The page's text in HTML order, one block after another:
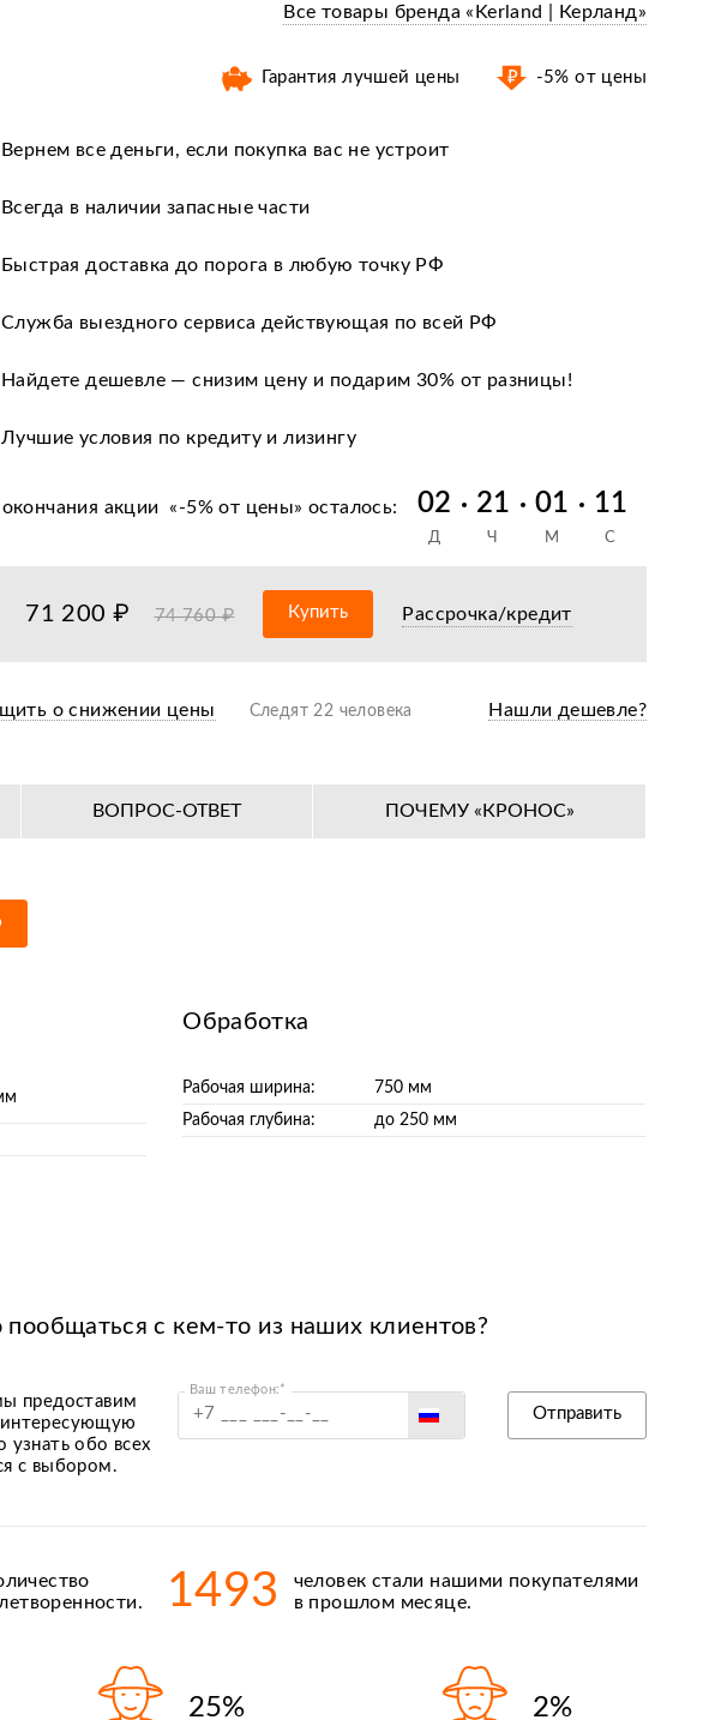
Все товары бренда «Kerland | Керланд»
Гарантия лучшей цены -5% от цены
Вернем все деньги, если покупка вас не устроит
Всегда в наличии запасные части
Быстрая доставка до порога в любую точку РФ
Служба выездного сервиса действующая по всей РФ
Найдете дешевле — снизим цену и подарим 30% от разницы!
Лучшие условия по кредиту и лизингу
Оплата при получении после оформления документов
36+ авторизированных сервисных центров по всей РФ
акции «-5% от цены» осталось: 02 21 01 10
Д Ч М С
71 200 ₽ 74 760 ₽ Купить Рассрочка/кредит
о снижении цены Следят 22 человека Нашли дешевле?
ВОПРОС-ОТВЕТ ПОЧЕМУ «КРОНОС»
Обработка
Рабочая ширина:
750 мм
Рабочая глубина:
до 250 мм
пообщаться с кем-то из наших клиентов?
предоставим
интересующую
обо всех
с выбором.
Ваш телефон:*
Киргизия
Отправить
1493
человек стали нашими покупателями
в прошлом месяце.
25% 2%